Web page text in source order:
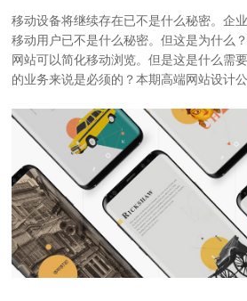
移动设备将继续存在已不是什么秘密。企
移动用户已不是什么秘密。但这是为什么
网站可以简化移动浏览。但是这是什么需
的业务来说是必须的？本期高端网站设计